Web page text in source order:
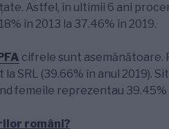
Astfel, în ultimii 6 ani
în 2013 la 37.46% în 2019.
cifrele sunt
SRL (39.66% în anul 2019).
femeile reprezentau
români?